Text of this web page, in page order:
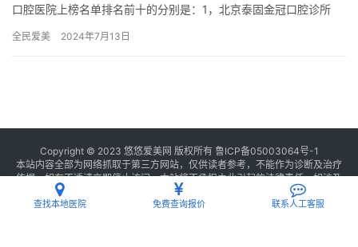
口腔医院上榜名单排名前十的分别是：1，北京泰固金冠口腔诊所
全民爱美 2024年7月13日
Copyright © 2023 悠悠爱美网 版权所有 鲁ICP备05003064号-1
本站内容全部为网络抓取于第三方网站，仅供读者参考，不能作为诊断及治疗
依据，如有不适请立即停止访问，本站将不承担由此引起的法律责任。如涉及
联系我们
查找本地医院 免费查询报价 联系人工客服